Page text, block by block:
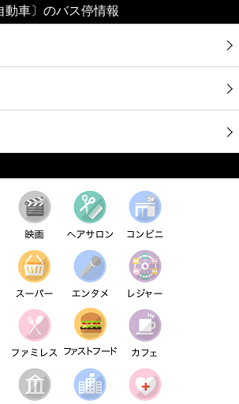
動車〕のバス停情報